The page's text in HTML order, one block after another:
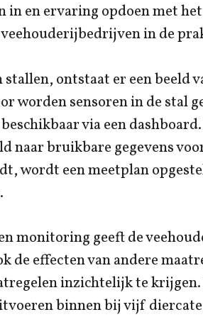
in en ervaring opdoen met
veehouderijbedrijven in de
ontstaat er een beeld
worden sensoren in de stal
via een
naar bruikbare gegevens
wordt een meetplan
monitoring geeft de
de effecten van andere
inzichtelijk te
binnen bij vijf